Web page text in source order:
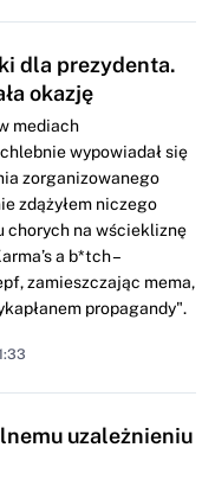
dla prezydenta.
okazję
mediach
wypowiadał się
zorganizowanego
zdążyłem niczego
chorych na wściekliznę
a b*tch –
zamieszczając mema,
propagandy".
uzależnieniu